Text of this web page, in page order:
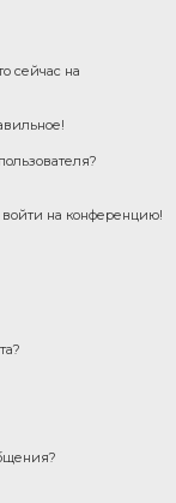
сейчас на
войти на конференцию!